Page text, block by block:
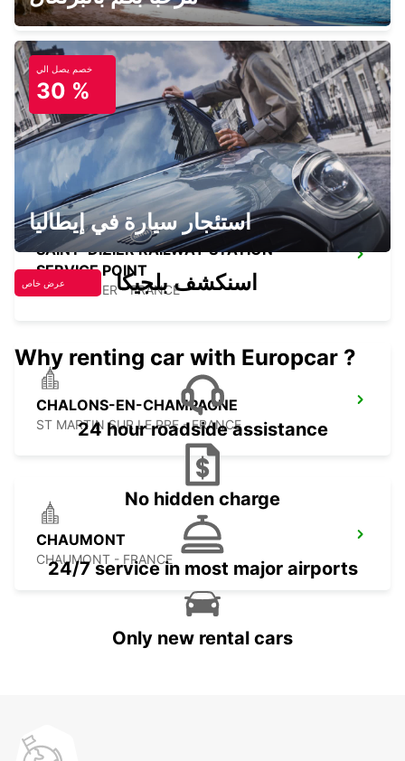
SAINT-DIZIER
ST DIZIER - FRANCE
SAINT-DIZIER RAILWAY STATION -
SERVICE POINT
SAINT DIZIER - FRANCE
CHALONS-EN-CHAMPAGNE
ST MARTIN SUR LE PRE - FRANCE
CHAUMONT
CHAUMONT - FRANCE
خصم يصل الي
30 %
استئجار سيارة في إيطاليا
عرض خاص اسنكشف بلجيكا
Why renting car with Europcar ?
24 hour roadside assistance
No hidden charge
24/7 service in most major airports
Only new rental cars